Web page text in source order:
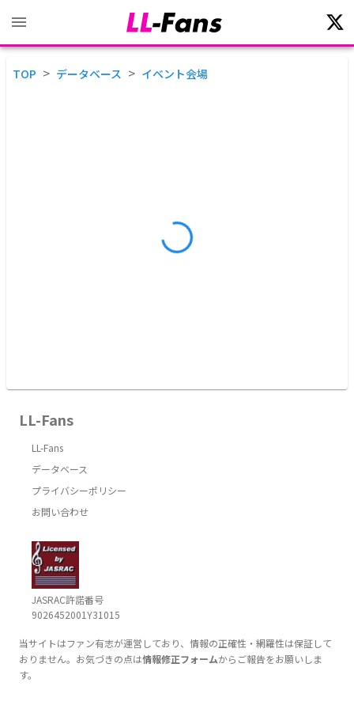
TOP > データベース > イベント会場
LL-Fans
LL-Fans
データベース
プライバシーポリシー
お問い合わせ
JASRAC許諾番号
9026452001Y31015
当サイトはファン有志が運営しており、情報の正確性・網羅性は保証して
おりません。お気づきの点は情報修正フォームからご報告をお願いしま
す。